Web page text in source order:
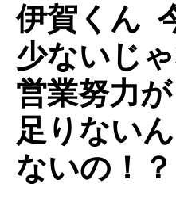
伊賀くん
少ないじ
営業努力が
足りない
ないの！？